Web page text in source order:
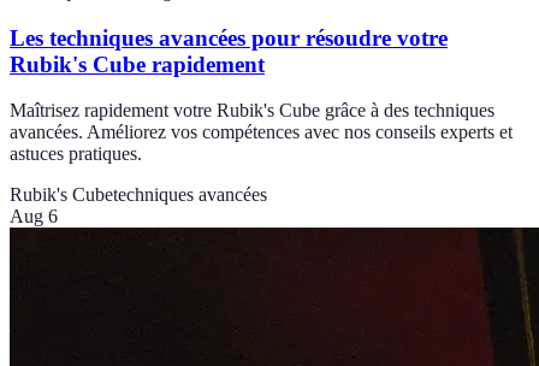
Les techniques avancées pour résoudre votre
Rubik's Cube rapidement
Maîtrisez rapidement votre Rubik's Cube grâce à des techniques
avancées. Améliorez vos compétences avec nos conseils experts et
astuces pratiques.
Rubik's Cubetechniques avancées
Aug 6